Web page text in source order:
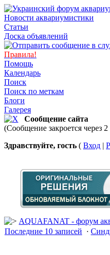
Новости аквариумистики
Статьи
Доска объявлений
Правила!
Помощь
Календарь
Поиск
Поиск по меткам
Блоги
Галерея
Сообщение сайта
(Сообщение закроется через
Здравствуйте, гость ( Вход |
AQUAFANAT - форум
Последние 10 записей ·